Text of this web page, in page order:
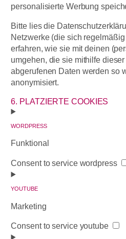
personalisierte Werbung
Bitte lies die
Netzwerke (die sich
erfahren, wie sie mit deinen
umgehen, die sie mithilfe
abgerufenen Daten werden so
anonymisiert.
6. PLATZIERTE COOKIES
WORDPRESS
Funktional
Consent to service wordpress
YOUTUBE
Marketing
Consent to service youtube